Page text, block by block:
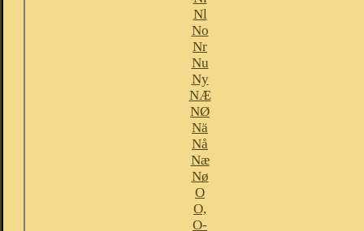
Nl
No
Nr
Nu
Ny
NÆ
NØ
Nä
Nå
Næ
Nø
O
O,
O-